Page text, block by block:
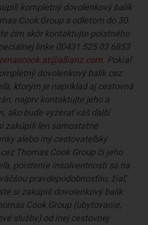
kompletný dovolenkový balík
Cook Group s odletom do 30.
čím skôr kontaktujte poistného
linke 00431 525 03 6853
. Pokiaľ
dovolenkový balík cez
ktorým je napríklad aj cestovná
najprv kontaktujte jeho a
ako bude vyzerať váš ďalší
zakúpili len samostatné
alebo iný cestovateľský
Thomas Cook Group či jeho
poistenie insolventnosti sa na
pravdepodobnosťou, žiaľ,
si zakúpili dovolenkový balík
Cook Group (ubytovanie,
služby) od inej cestovnej